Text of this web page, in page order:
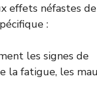
effets néfastes
:
les signes de
la fatigue, les